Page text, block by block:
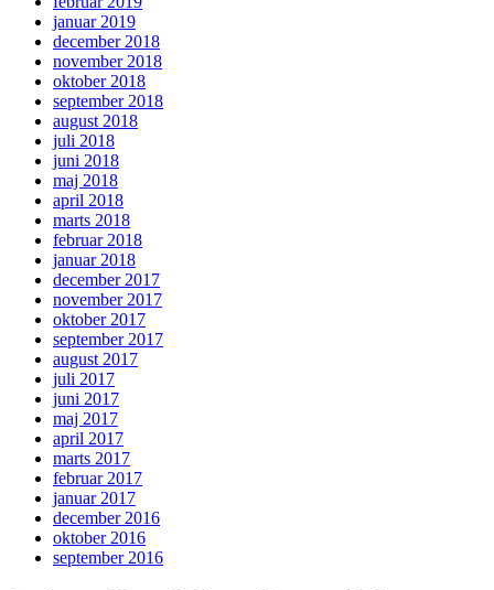
januar 2019
december 2018
november 2018
oktober 2018
september 2018
august 2018
juli 2018
juni 2018
maj 2018
april 2018
marts 2018
februar 2018
januar 2018
december 2017
november 2017
oktober 2017
september 2017
august 2017
juli 2017
juni 2017
maj 2017
april 2017
marts 2017
februar 2017
januar 2017
december 2016
oktober 2016
september 2016